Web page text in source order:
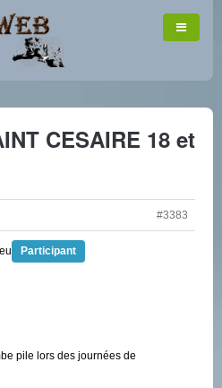
CESAIRE 18 et
#3383
Participant
pile lors des journées de